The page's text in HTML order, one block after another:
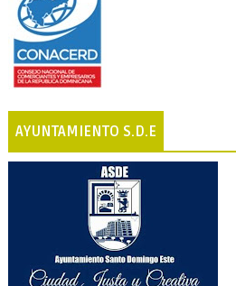
AYUNTAMIENTO S.D.E